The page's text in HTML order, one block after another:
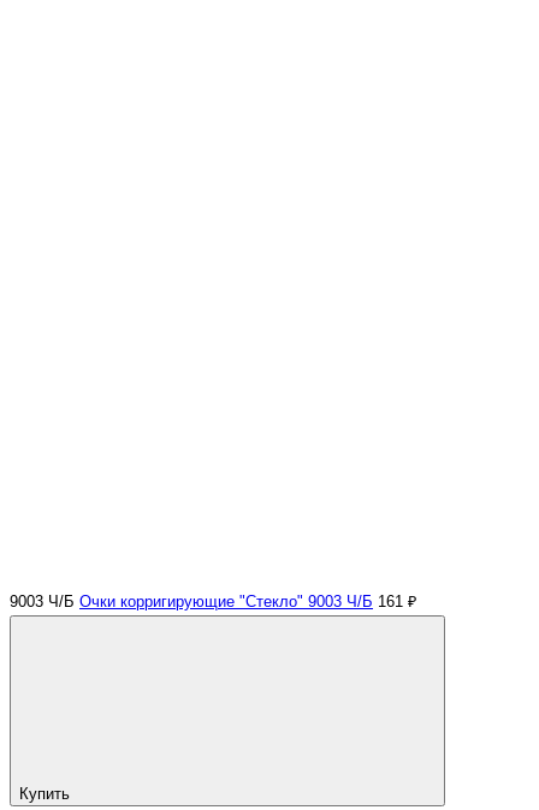
9003 Ч/Б Очки корригирующие "Стекло" 9003 Ч/Б 161 ₽
Купить